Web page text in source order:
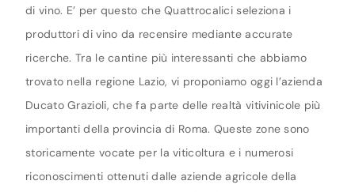
di vino. E’ per questo che Quattrocalici seleziona i
produttori di vino da recensire mediante accurate
ricerche. Tra le cantine più interessanti che abbiamo
trovato nella regione Lazio, vi proponiamo oggi l’azienda
Ducato Grazioli, che fa parte delle realtà vitivinicole più
importanti della provincia di Roma. Queste zone sono
storicamente vocate per la viticoltura e i numerosi
riconoscimenti ottenuti dalle aziende agricole della